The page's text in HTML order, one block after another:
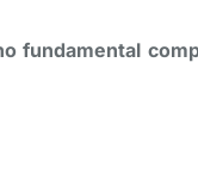
fundamental